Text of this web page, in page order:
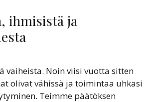
ihmisistä ja
vaiheista. Noin viisi vuotta sitten
olivat vähissä ja toimintaa uhkasi
Teimme päätöksen